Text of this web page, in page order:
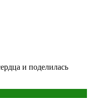
и поделилась